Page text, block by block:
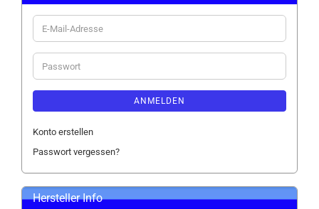
E-
Mail-
Adresse
Passwort
ANMELDEN
Konto erstellen
Passwort vergessen?
Hersteller Info